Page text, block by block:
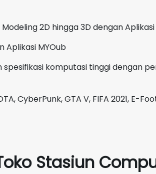
2D hingga 3D dengan
Aplikasi MYOub
spesifikasi komputasi tinggi dengan
CyberPunk, GTA V, FIFA 2021, E-
Stasiun